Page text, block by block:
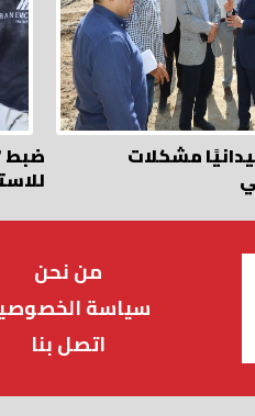
مشكلات
من نحن
سياسة
اتصل بنا